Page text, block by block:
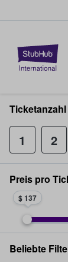
Ticketanzahl
1 2
Preis pro
$ 137
Beliebte